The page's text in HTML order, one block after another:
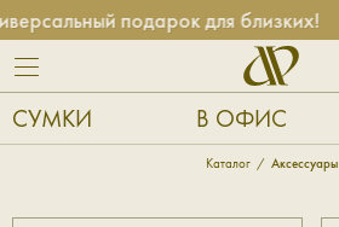
подарок для близких!
СУМКИ В ОФИС
Каталог Аксессуары